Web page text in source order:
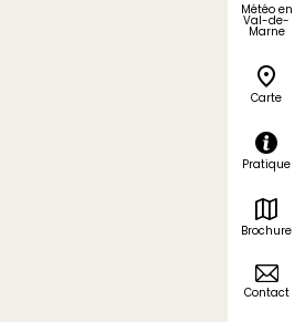
Météo en
Val-de-
Marne
Carte
Pratique
Brochure
Contact